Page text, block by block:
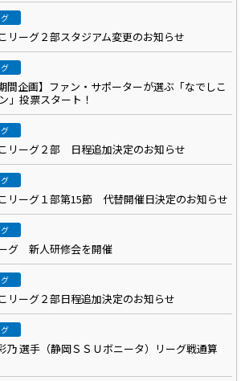
リーグ２部スタジアム変更のお知らせ
間企画】ファン・サポーターが選ぶ「なでしこ
」投票スタート！
リーグ２部 日程追加決定のお知らせ
リーグ１部第15節 代替開催日決定のお知らせ
グ 新人研修会を開催
リーグ２部日程追加決定のお知らせ
乃 選手（静岡ＳＳＵボニータ）リーグ戦通算